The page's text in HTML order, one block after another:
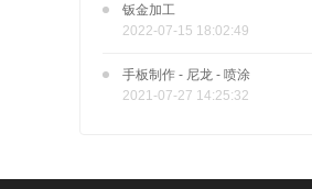
钣金加工
2022-07-15 18:02:49
手板制作 - 尼龙 - 喷涂
2021-07-27 14:25:32